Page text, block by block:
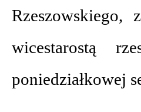
wicestarostą
poniedziałkowej